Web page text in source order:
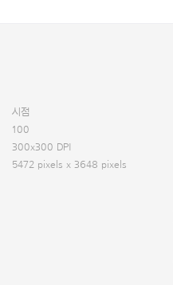
시점
100
300x300 DPI
5472 pixels x 3648 pixels